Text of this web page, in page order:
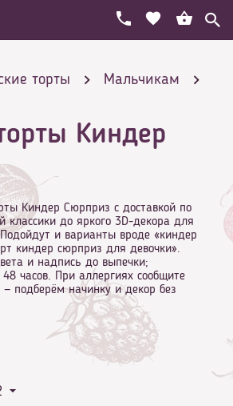
торты Мальчикам
Сюрприз
Киндер
Киндер Сюрприз с доставкой по
классики до яркого 3D-декора для
и варианты вроде «киндер
киндер сюрприз для девочки».
и надпись до выпечки;
часов. При аллергиях сообщите
— подберём начинку и декор без